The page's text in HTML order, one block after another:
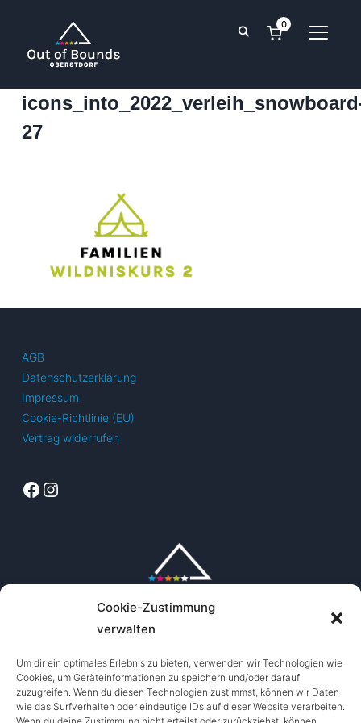
Cookie-Zustimmung
verwalten
Um dir ein optimales Erlebnis zu bieten, verwenden wir Technologien wie
Cookies, um Geräteinformationen zu speichern und/oder darauf
zuzugreifen. Wenn du diesen Technologien zustimmst, können wir Daten
wie das Surfverhalten oder eindeutige IDs auf dieser Website verarbeiten.
0
27
AGB
Datenschutzerklärung
Impressum
Cookie-Richtlinie (EU)
Vertrag widerrufen
Facebook
Instagram